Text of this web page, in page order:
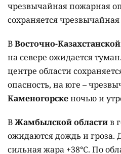
чрезвычайная пожарная
сохраняется
ВВосточно-
на севере ожидается
центре области
опасность, на юге –
Каменогорскеночью и
ВЖамбылской областив
ожидаются дождь и гроза.
сильная жара +38°C. По